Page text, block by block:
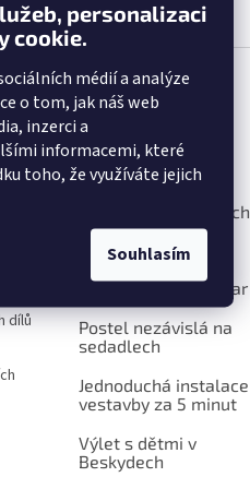
personalizaci
cookie.
médií a analýze
o tom, jak náš web
inzerci a
informacemi, které
toho, že využíváte jejich
Souhlasím
dílů
VIDEA
Představení střešních
stanů Rebuild-car
vestaveb Rebuild-car
Postel nezávislá na
sedadlech
Jednoduchá instalace
vestavby za 5 minut
Výlet s dětmi v
Beskydech